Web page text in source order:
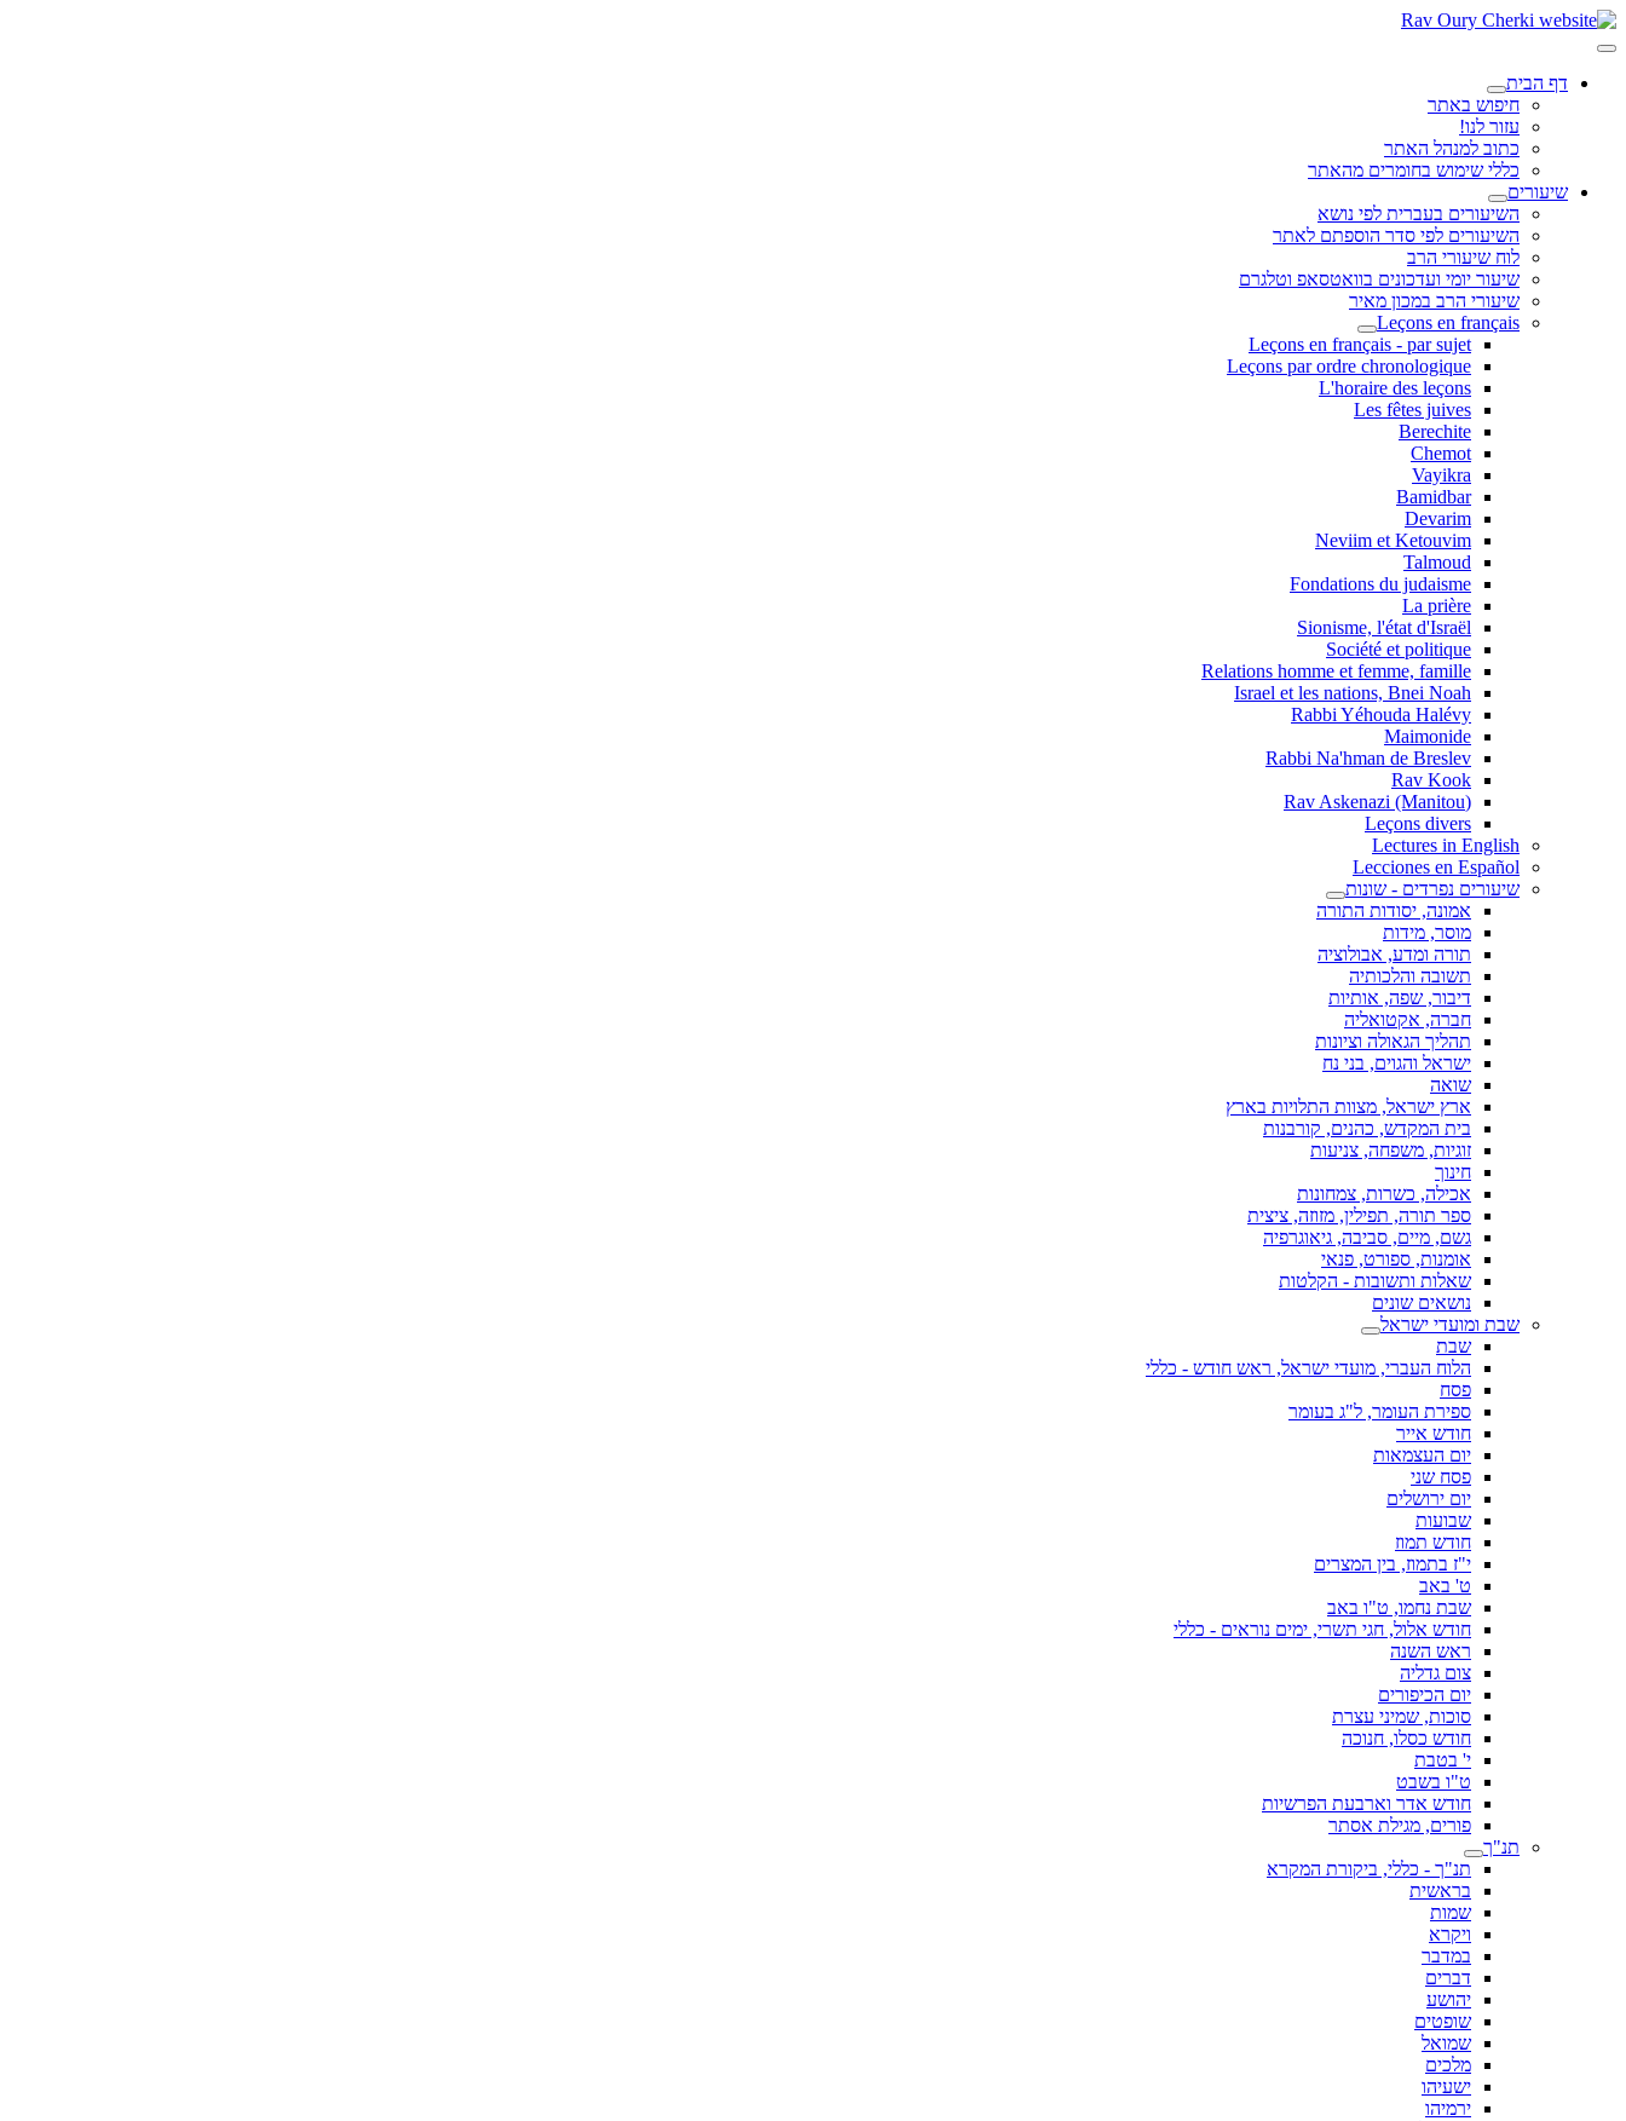
דף הבית
חיפוש באתר
עזור לנו!
כתוב למנהל האתר
כללי שימוש בחומרים מהאתר
שיעורים
השיעורים בעברית לפי נושא
השיעורים לפי סדר הוספתם לאתר
לוח שיעורי הרב
שיעור יומי ועדכונים בוואטסאפ וטלגרם
שיעורי הרב במכון מאיר
Leçons en français
Leçons en français - par sujet
Leçons par ordre chronologique
L'horaire des leçons
Les fêtes juives
Berechite
Chemot
Vayikra
Bamidbar
Devarim
Neviim et Ketouvim
Talmoud
Fondations du judaisme
La prière
Sionisme, l'état d'Israël
Société et politique
Relations homme et femme, famille
Israel et les nations, Bnei Noah
Rabbi Yéhouda Halévy
Maimonide
Rabbi Na'hman de Breslev
Rav Kook
(Rav Askenazi (Manitou
Leçons divers
Lectures in English
Lecciones en Español
שיעורים נפרדים - שונות
אמונה, יסודות התורה
מוסר, מידות
תורה ומדע, אבולוציה
תשובה והלכותיה
דיבור, שפה, אותיות
חברה, אקטואליה
תהליך הגאולה וציונות
ישראל והגוים, בני נח
שואה
ארץ ישראל, מצוות התלויות בארץ
בית המקדש, כהנים, קורבנות
זוגיות, משפחה, צניעות
חינוך
אכילה, כשרות, צמחונות
ספר תורה, תפילין, מזוזה, ציצית
גשם, מיים, סביבה, גיאוגרפיה
אומנות, ספורט, פנאי
שאלות ותשובות - הקלטות
נושאים שונים
שבת ומועדי ישראל
שבת
הלוח העברי, מועדי ישראל, ראש חודש - כללי
פסח
ספירת העומר, ל"ג בעומר
חודש אייר
יום העצמאות
פסח שני
יום ירושלים
שבועות
חודש תמוז
י"ז בתמוז, בין המצרים
ט' באב
שבת נחמו, ט"ו באב
חודש אלול, חגי תשרי, ימים נוראים - כללי
ראש השנה
צום גדליה
יום הכיפורים
סוכות, שמיני עצרת
חודש כסלו, חנוכה
י' בטבת
ט"ו בשבט
חודש אדר וארבעת הפרשיות
פורים, מגילת אסתר
תנ"ך
תנ"ך - כללי, ביקורת המקרא
בראשית
שמות
ויקרא
במדבר
דברים
יהושע
שופטים
שמואל
מלכים
ישעיהו
ירמיהו